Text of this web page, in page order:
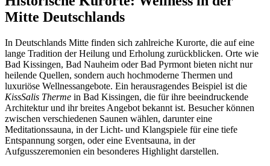
Mitte Deutschlands
In Deutschlands Mitte finden sich zahlreiche Kurorte, die auf eine
lange Tradition der Heilung und Erholung zurückblicken. Orte wie
Bad Kissingen, Bad Nauheim oder Bad Pyrmont bieten nicht nur
heilende Quellen, sondern auch hochmoderne Thermen und
luxuriöse Wellnessangebote. Ein herausragendes Beispiel ist die
KissSalis Therme in Bad Kissingen, die für ihre beeindruckende
Architektur und ihr breites Angebot bekannt ist. Besucher können
zwischen verschiedenen Saunen wählen, darunter eine
Meditationssauna, in der Licht- und Klangspiele für eine tiefe
Entspannung sorgen, oder eine Eventsauna, in der
Aufgusszeremonien ein besonderes Highlight darstellen.